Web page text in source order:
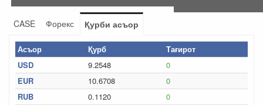
CASE Форекс Қурби асъор
Асъор Қурб
Тағирот
USD
9.2548
0
EUR
10.6708
0
RUB
0.1120
0